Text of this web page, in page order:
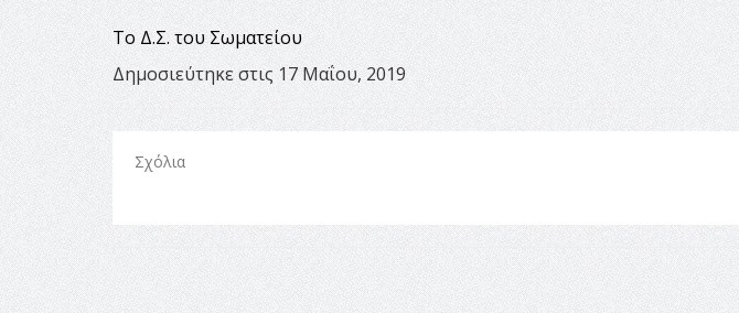
Το Δ.Σ. του Σωματείου
Δημοσιεύτηκε στις 17 Μαΐου, 2019
Σχόλια